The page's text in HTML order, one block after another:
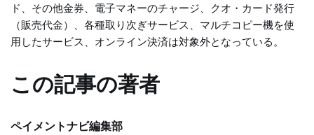
ド、その他金券、電子マネーのチャージ、クオ・カード発行
（販売代金）、各種取り次ぎサービス、マルチコピー機を使
用したサービス、オンライン決済は対象外となっている。
この記事の著者
ペイメントナビ編集部